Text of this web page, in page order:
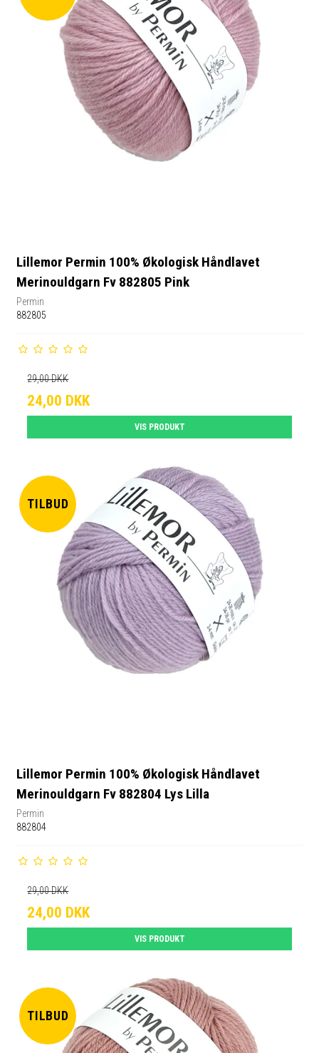
Lillemor Permin 100% Økologisk Håndlavet
Merinouldgarn Fv 882805 Pink
Permin
882805
29,00 DKK
24,00 DKK
VIS PRODUKT
TILBUD
Lillemor Permin 100% Økologisk Håndlavet
Merinouldgarn Fv 882804 Lys Lilla
Permin
882804
29,00 DKK
24,00 DKK
VIS PRODUKT
TILBUD